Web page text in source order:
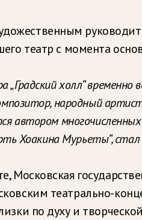
театр с момента
холл“
народный
автором
Хоакина Мурьеты“,
Московская
театрально-
по духу и